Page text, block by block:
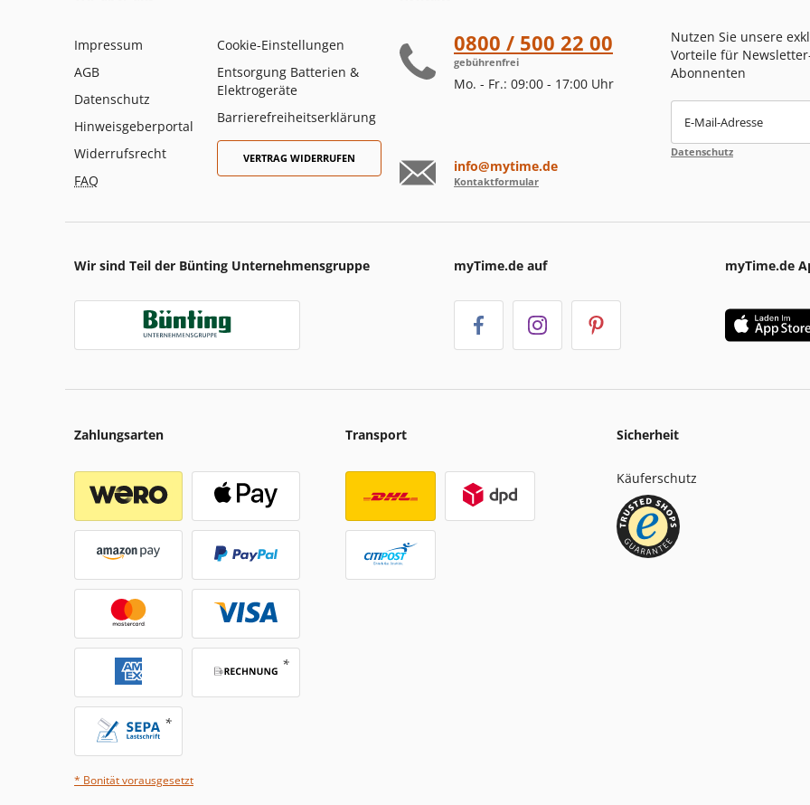
Impressum
AGB
Datenschutz
Hinweisgeberportal
Widerrufsrecht
FAQ
Cookie-Einstellungen
Entsorgung Batterien &
Elektrogeräte
Barrierefreiheitserklärung
VERTRAG WIDERRUFEN
0800 / 500 22 00
gebührenfrei
Mo. - Fr.: 09:00 - 17:00 Uhr
info@mytime.de
Kontaktformular
Nutzen Sie unsere
Vorteile für
Abonnenten
E-Mail-Adresse
Datenschutz
Wir sind Teil der Bünting Unternehmensgruppe myTime.de auf myTime.de
Zahlungsarten
* Bonität vorausgesetzt
Transport Sicherheit
Käuferschutz